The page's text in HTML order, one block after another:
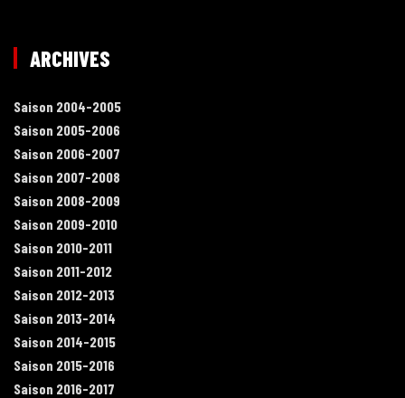
ARCHIVES
Saison 2004-2005
Saison 2005-2006
Saison 2006-2007
Saison 2007-2008
Saison 2008-2009
Saison 2009-2010
Saison 2010-2011
Saison 2011-2012
Saison 2012-2013
Saison 2013-2014
Saison 2014-2015
Saison 2015-2016
Saison 2016-2017